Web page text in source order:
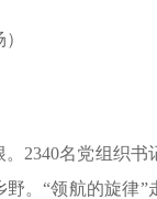
2340名党组织书
。“领航的旋律”